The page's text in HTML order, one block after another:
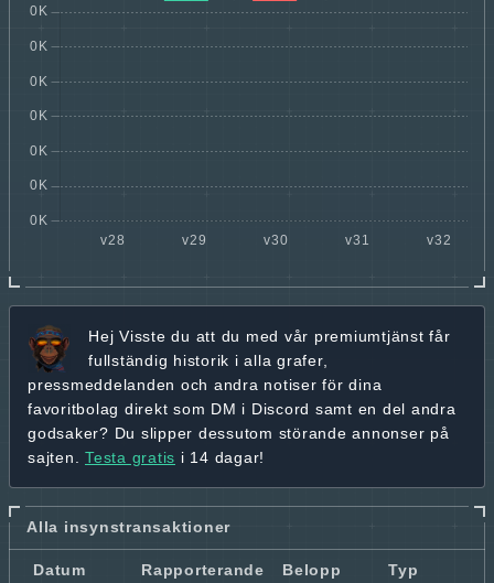
Hej Visste du att du med vår premiumtjänst får
fullständig historik i alla grafer,
pressmeddelanden och andra notiser för dina
favoritbolag direkt som DM i Discord samt en del andra
godsaker? Du slipper dessutom störande annonser på
sajten. Testa gratis i 14 dagar!
Alla insynstransaktioner
Datum Rapporterande Belopp Typ